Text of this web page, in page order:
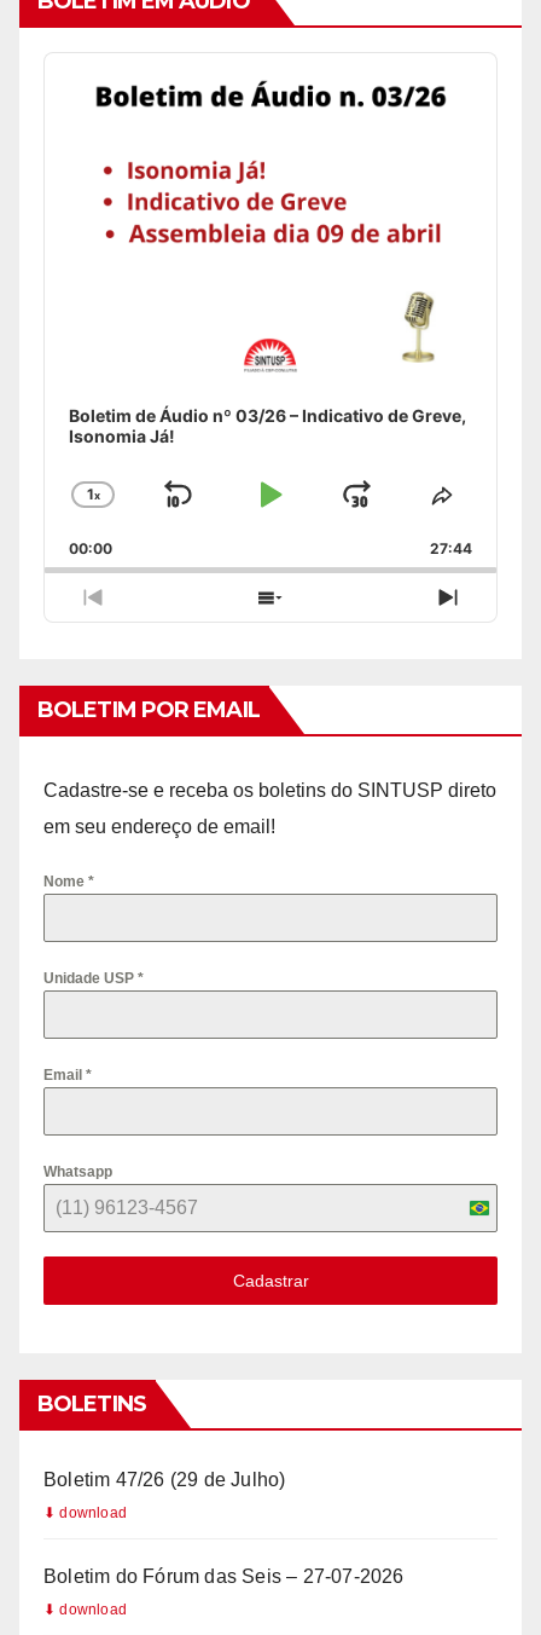
Audio
Player
Boletim de Áudio nº 03/26 – Indicativo de Greve,
Isonomia Já!
Change
Rate
1x
Skip
Play
Jump
Forward
Share
Episode
00:00 27:44
Previous
Episode
Show
Episodes
Next
Episode
BOLETIM POR EMAIL
Cadastre-se e receba os boletins do SINTUSP direto
em seu endereço de email!
Nome *
Unidade USP *
Email *
Whatsapp
B
r
+
Cadastrar
BOLETINS
Boletim 47/26 (29 de Julho)
Boletim do Fórum das Seis – 27-07-2026